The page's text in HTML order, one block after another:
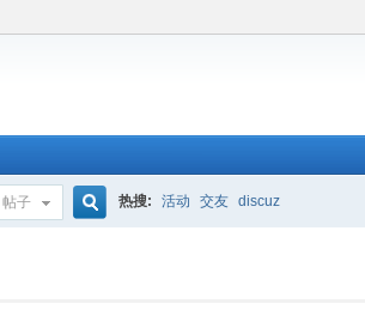
帖子 热搜: 活动 交友 discuz